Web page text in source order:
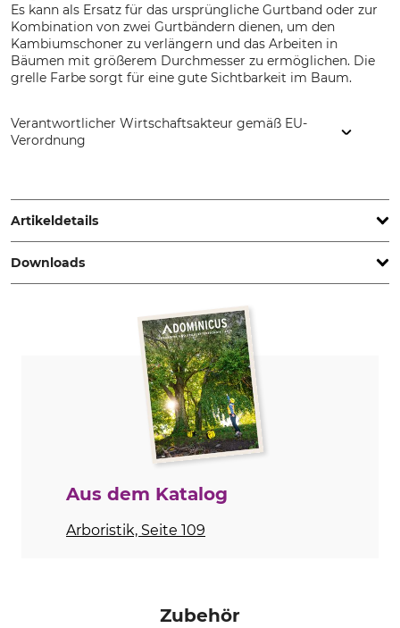
Es kann als Ersatz für das ursprüngliche Gurtband oder zur
Kombination von zwei Gurtbändern dienen, um den
Kambiumschoner zu verlängern und das Arbeiten in
Bäumen mit größerem Durchmesser zu ermöglichen. Die
grelle Farbe sorgt für eine gute Sichtbarkeit im Baum.
Verantwortlicher Wirtschaftsakteur gemäß EU-
Verordnung
France, www.petzl.com
Artikeldetails
Marke
Petzl
Ersatzband
Modellbezeichnung
für Kambiumschoner Naja
Länge
150 cm
Downloads
Konformitätserklärung | EU-DoC_petzl_56-579_56-579-150_56-579-250__21072022.pdf
Aus dem Katalog
Arboristik, Seite 109
Zubehör